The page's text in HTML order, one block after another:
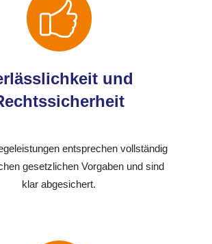
und
entsprechen vollständig
gesetzlichen Vorgaben und sind
klar abgesichert.